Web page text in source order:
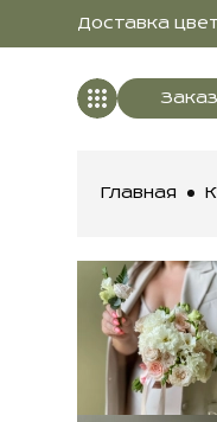
Доставка
Главная